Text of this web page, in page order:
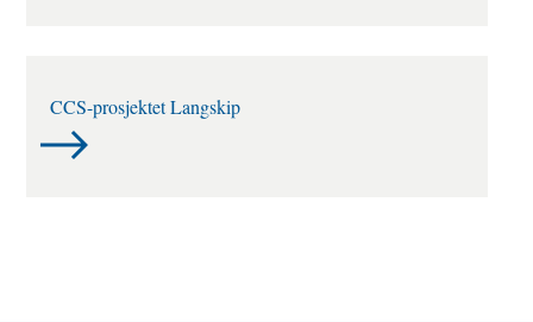
CCS-prosjektet Langskip